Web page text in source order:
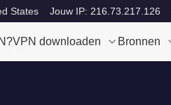
States Jouw IP: 216.73.217.126
VPN downloaden Bronnen